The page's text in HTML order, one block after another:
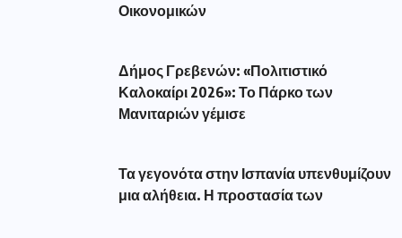
Οικονομικών
Δήμος Γρεβενών: «Πολιτιστικό
Καλοκαίρι 2026»: Το Πάρκο των
Μανιταριών γέμισε
Τα γεγονότα στην Ισπανία υπενθυμίζουν
μια αλήθεια. Η προστασία των